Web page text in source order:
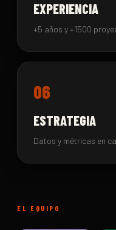
EXPERIENCIA
+5 años y +1500
06
ESTRATEGIA
Datos y métricas en
EL EQUIPO